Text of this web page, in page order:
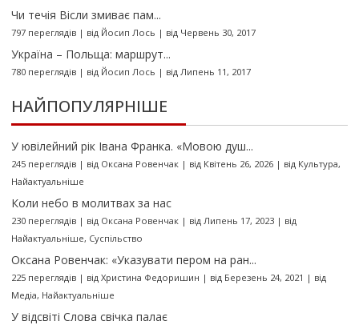
Чи течія Вісли змиває пам...
797 переглядів| від Йосип Лось | від Червень 30, 2017
Україна – Польща: маршрут...
780 переглядів| від Йосип Лось | від Липень 11, 2017
НАЙПОПУЛЯРНІШЕ
У ювілейний рік Івана Франка. «Мовою душ...
245 переглядів| від Оксана Ровенчак| від Квітень 26, 2026| від Культура,
Найактуальніше
Коли небо в молитвах за нас
230 переглядів| від Оксана Ровенчак| від Липень 17, 2023| від
Найактуальніше, Суспільство
Оксана Ровенчак: «Указувати пером на ран...
225 переглядів| від Христина Федоришин | від Березень 24, 2021 | від
Медіа, Найактуальніше
У відсвіті Слова свічка палає